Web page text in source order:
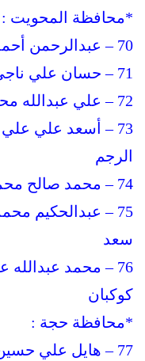
*محافظة المحويت :
70 – عبدالرحمن أحمد علي الذيباني – مديرية الرجم
71 – حسان علي ناجي الفقيه – مديرية الرجم
72 – علي عبدالله محمد الشرفي – مديرية الرجم
73 – أسعد علي
الرجم
74 – محمد صالح محمد الحداد – مديرية بني سعد
75 – عبدالحكيم
سعد
76 – محمد
كوكبان
*محافظة حجة :
77 – هايل علي حسين الاحوس – مديرية الجميمة